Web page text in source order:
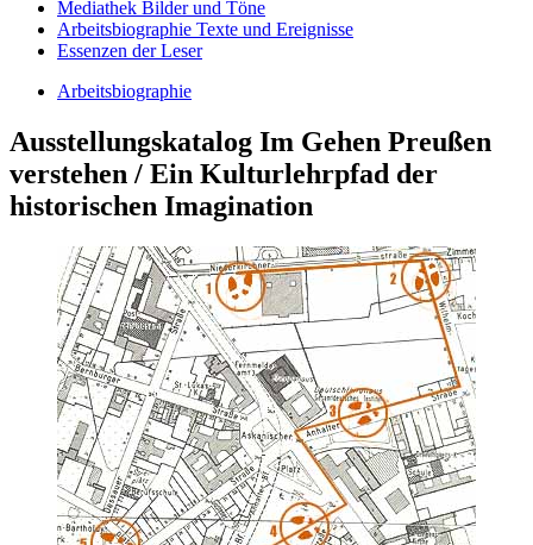
Mediathek Bilder und Töne
Arbeitsbiographie Texte und Ereignisse
Essenzen der Leser
Arbeitsbiographie
Ausstellungskatalog Im Gehen Preußen
verstehen / Ein Kulturlehrpfad der
historischen Imagination